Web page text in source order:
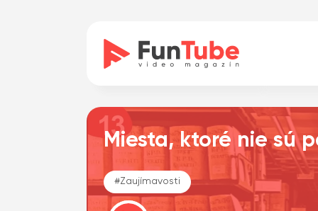
Miesta, ktoré nie sú
#Zaujímavosti